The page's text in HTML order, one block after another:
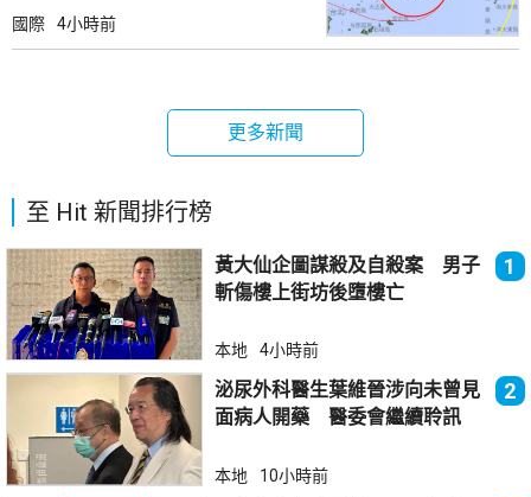
國際 4小時前
更多新聞
至 Hit 新聞排行榜
黃大仙企圖謀殺及自殺案 男子
斬傷樓上街坊後墮樓亡
1
本地 4小時前
泌尿外科醫生葉維晉涉向未曾見
面病人開藥 醫委會繼續聆訊
2
本地 10小時前